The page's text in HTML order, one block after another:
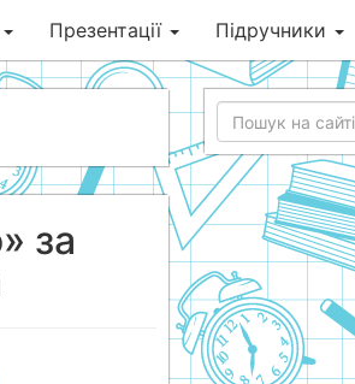
Презентації Підручники
за